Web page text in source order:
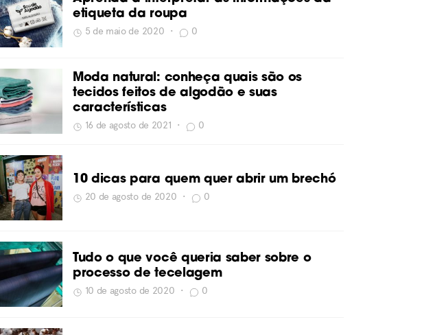
etiqueta da roupa
5 de maio de 2020 • 0
Moda natural: conheça quais são os
tecidos feitos de algodão e suas
características
16 de agosto de 2021 • 0
10 dicas para quem quer abrir um brechó
20 de agosto de 2020 • 0
Tudo o que você queria saber sobre o
processo de tecelagem
10 de agosto de 2020 • 0